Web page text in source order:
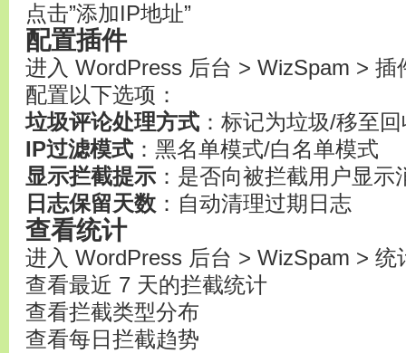
点击”添加IP地址”
配置插件
进入 WordPress 后台 > WizSpam > 插
配置以下选项：
垃圾评论处理方式 ：标记为垃圾/移至
IP过滤模式 ：黑名单模式/白名单模式
显示拦截提示 ：是否向被拦截用户显示
日志保留天数 ：自动清理过期日志
查看统计
进入 WordPress 后台 > WizSpam > 统
查看最近 7 天的拦截统计
查看拦截类型分布
查看每日拦截趋势